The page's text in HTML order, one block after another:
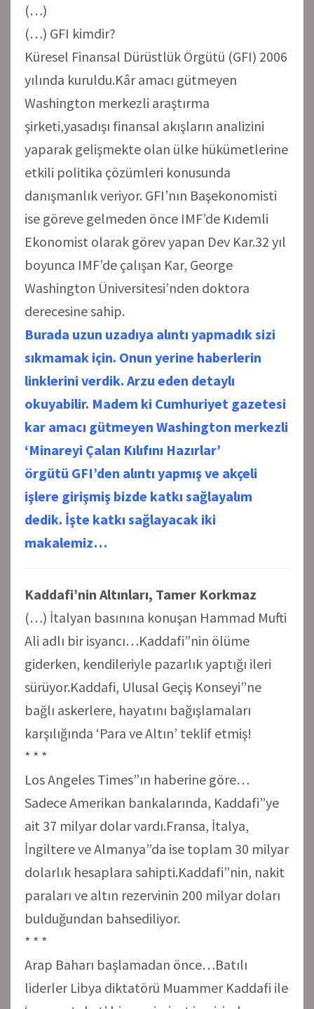
(…)
(…) GFI kimdir?
Küresel Finansal Dürüstlük Örgütü (GFI) 2006
yılında kuruldu.Kâr amacı gütmeyen
Washington merkezli araştırma
şirketi,yasadışı finansal akışların analizini
yaparak gelişmekte olan ülke hükümetlerine
etkili politika çözümleri konusunda
danışmanlık veriyor. GFI’nın Başekonomisti
ise göreve gelmeden önce IMF’de Kıdemli
Ekonomist olarak görev yapan Dev Kar.32 yıl
boyunca IMF’de çalışan Kar, George
Washington Üniversitesi’nden doktora
derecesine sahip.
Burada uzun uzadıya alıntı yapmadık sizi
sıkmamak için. Onun yerine haberlerin
linklerini verdik. Arzu eden detaylı
okuyabilir. Madem ki Cumhuriyet gazetesi
kar amacı gütmeyen Washington merkezli
‘Minareyi Çalan Kılıfını Hazırlar’
örgütü GFI’den alıntı yapmış ve akçeli
işlere girişmiş bizde katkı sağlayalım
dedik. İşte katkı sağlayacak iki
makalemiz…
Kaddafi’nin Altınları, Tamer Korkmaz
(…) İtalyan basınına konuşan Hammad Mufti
Ali adlı bir isyancı…Kaddafi”nin ölüme
giderken, kendileriyle pazarlık yaptığı ileri
sürüyor.Kaddafi, Ulusal Geçiş Konseyi”ne
bağlı askerlere, hayatını bağışlamaları
karşılığında ‘Para ve Altın’ teklif etmiş!
* * *
Los Angeles Times”ın haberine göre…
Sadece Amerikan bankalarında, Kaddafi”ye
ait 37 milyar dolar vardı.Fransa, İtalya,
İngiltere ve Almanya”da ise toplam 30 milyar
dolarlık hesaplara sahipti.Kaddafi”nin, nakit
paraları ve altın rezervinin 200 milyar doları
bulduğundan bahsediliyor.
* * *
Arap Baharı başlamadan önce…Batılı
liderler Libya diktatörü Muammer Kaddafi ile